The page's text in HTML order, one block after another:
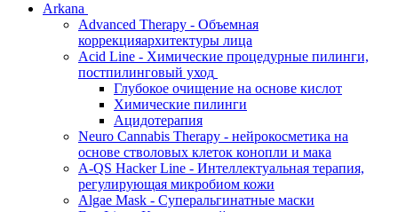
Arkana
Advanced Therapy - Объемная
коррекцияархитектуры лица
Acid Line - Химические процедурные пилинги,
постпилинговый уход
Глубокое очищение на основе кислот
Химические пилинги
Ацидотерапия
Neuro Cannabis Therapy - нейрокосметика на
основе стволовых клеток конопли и мака
A-QS Hacker Line - Интеллектуальная терапия,
регулирующая микробиом кожи
Algae Mask - Суперальгинатные маски